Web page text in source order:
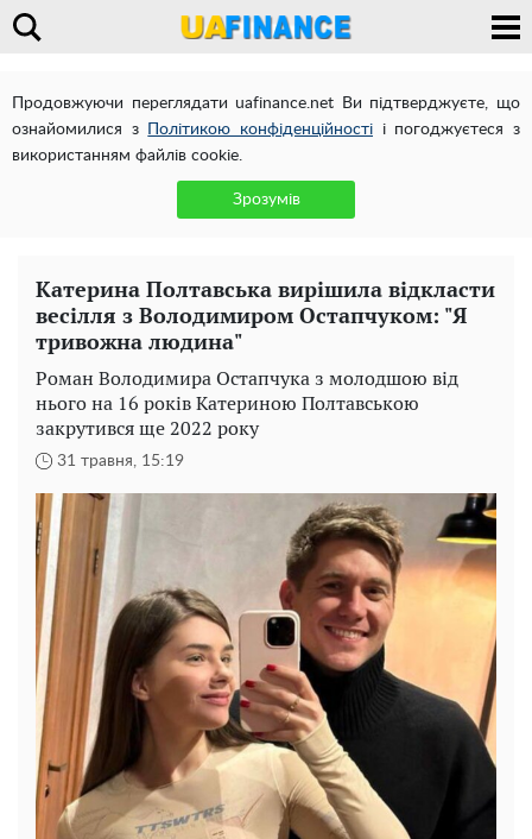
Продовжуючи переглядати uafinance.net Ви підтверджуєте, що
ознайомилися з
Політикою конфіденційності і погоджуєтеся з
використанням файлів cookie.
Зрозумів
Катерина Полтавська вирішила відкласти
весілля з Володимиром Остапчуком: "Я
тривожна людина"
Роман Володимира Остапчука з молодшою від
нього на 16 років Катериною Полтавською
закрутився ще 2022 року
31 травня, 15:19